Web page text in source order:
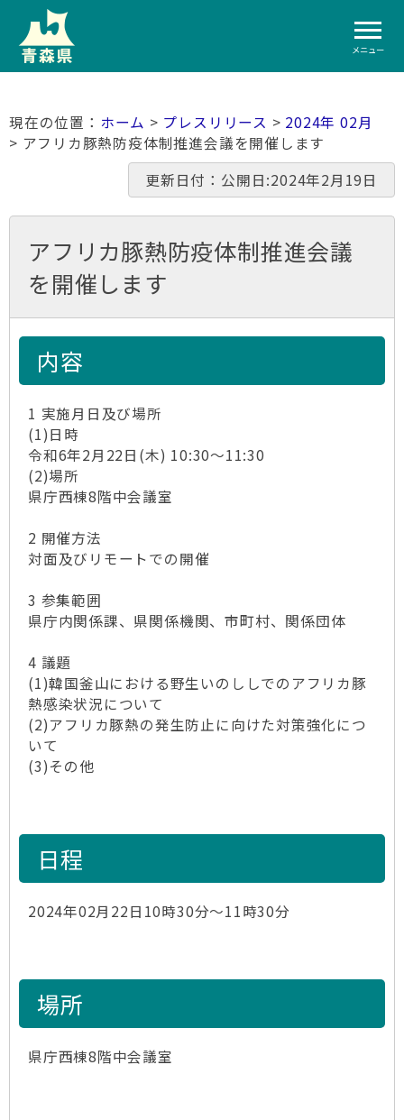
メニュー
ホーム > プレスリリース > 2024年 02月
> アフリカ豚熱防疫体制推進会議を開催します
更新日付：公開日:2024年2月19日
アフリカ豚熱防疫体制推進会議
を開催します
内容
1 実施月日及び場所
(1)日時
令和6年2月22日(木) 10:30～11:30
(2)場所
県庁西棟8階中会議室
2 開催方法
対面及びリモートでの開催
3 参集範囲
県庁内関係課、県関係機関、市町村、関係団体
4 議題
(1)韓国釜山における野生いのししでのアフリカ豚
熱感染状況について
(2)アフリカ豚熱の発生防止に向けた対策強化につ
いて
(3)その他
日程
2024年02月22日10時30分～11時30分
場所
県庁西棟8階中会議室